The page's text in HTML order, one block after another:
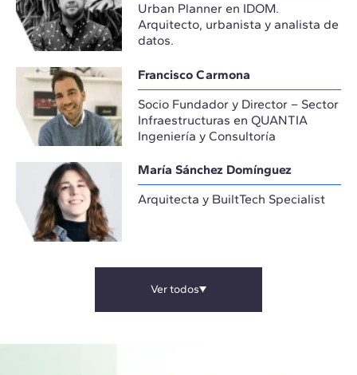
Urban Planner en IDOM.
Arquitecto, urbanista y analista de
datos.
Francisco Carmona
Socio Fundador y Director – Sector
Infraestructuras en QUANTIA
Ingeniería y Consultoría
María Sánchez Domínguez
Arquitecta y BuiltTech Specialist
Ver todos